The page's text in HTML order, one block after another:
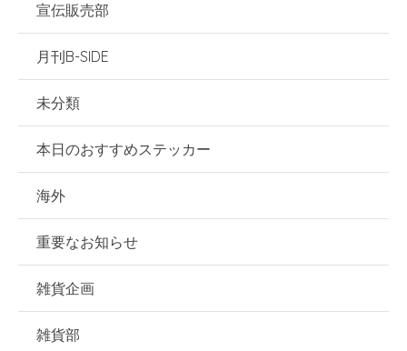
宣伝販売部
月刊B-SIDE
未分類
本日のおすすめステッカー
海外
重要なお知らせ
雑貨企画
雑貨部